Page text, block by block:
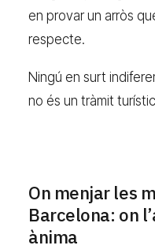
en provar un arròs
respecte.
Ningú en surt
no és un tràmit
On menjar les
Barcelona: on
ànima